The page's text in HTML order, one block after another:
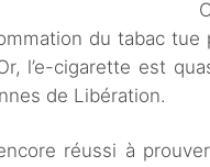
du tabac
l’e-cigarette est
de Libération.
réussi à